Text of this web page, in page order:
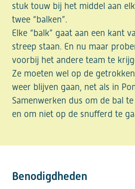
stuk touw bij het middel aan
twee “balken”.
Elke “balk” gaat aan een kant
streep staan. En nu maar
voorbij het andere team te
Ze moeten wel op de
weer blijven gaan, net als in
Samenwerken dus om de bal
en om niet op de snufferd te
Benodigdheden